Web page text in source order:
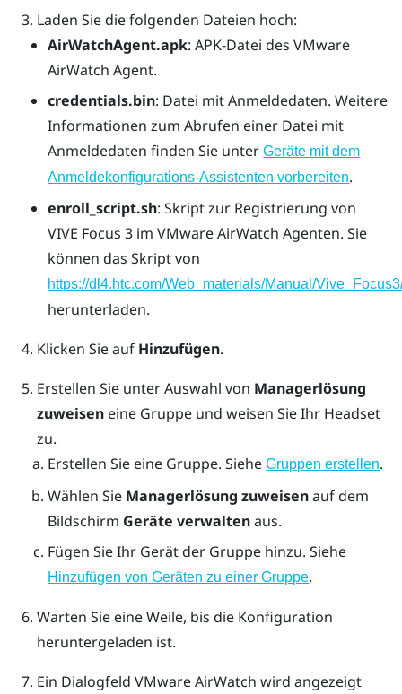
Laden Sie die folgenden Dateien hoch:
AirWatchAgent.apk: APK-Datei des VMware
AirWatch Agent.
credentials.bin: Datei mit Anmeldedaten. Weitere
Informationen zum Abrufen einer Datei mit
Anmeldedaten finden Sie unterGeräte mit dem
Anmeldekonfigurations-Assistenten vorbereiten.
enroll_script.sh: Skript zur Registrierung von
VIVE Focus 3 imVMware AirWatch Agenten. Sie
können das Skript von
https://dl4.htc.com/Web_materials/Manual/
herunterladen.
Klicken Sie auf Hinzufügen.
Erstellen Sie unter Auswahl von Managerlösung
zuweiseneine Gruppe und weisen Sie Ihr Headset
zu.
Erstellen Sie eine Gruppe. SieheGruppen erstellen.
Wählen Sie Managerlösung zuweisenauf dem
Bildschirm Geräte verwaltenaus.
Fügen Sie Ihr Gerät der Gruppe hinzu. Siehe
Hinzufügen von Geräten zu einer Gruppe.
Warten Sie eine Weile, bis die Konfiguration
heruntergeladen ist.
Ein Dialogfeld VMware AirWatch wird angezeigt